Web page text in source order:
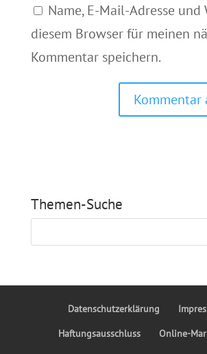
Name, E-Mail-Adresse und
diesem Browser für meinen
Kommentar speichern.
Themen-Suche
Datenschutzerklärung
Haftungsausschluss
Online-